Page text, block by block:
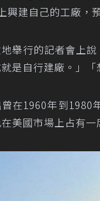
興建自己的工廠，
舉行的記者會上
是自行建廠。」
在1960年到1980
美國市場上占有一